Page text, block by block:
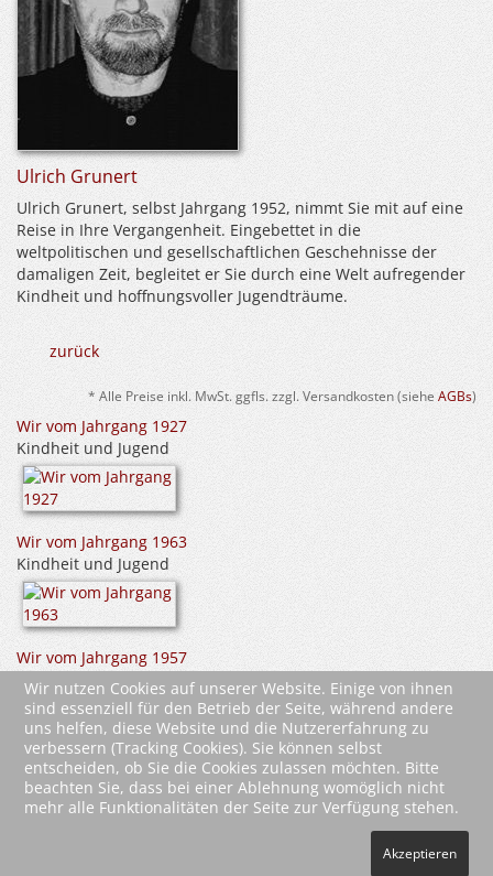
Ulrich Grunert
Ulrich Grunert, selbst Jahrgang 1952, nimmt Sie mit auf eine
Reise in Ihre Vergangenheit. Eingebettet in die
weltpolitischen und gesellschaftlichen Geschehnisse der
damaligen Zeit, begleitet er Sie durch eine Welt aufregender
Kindheit und hoffnungsvoller Jugendträume.
zurück
* Alle Preise inkl. MwSt. ggfls. zzgl. Versandkosten (siehe AGBs)
Wir vom Jahrgang 1927
Kindheit und Jugend
Wir vom Jahrgang 1963
Kindheit und Jugend
Wir vom Jahrgang 1957
Kindheit und Jugend
Vertrag widerrufen
Wir nutzen Cookies auf unserer Website. Einige von ihnen
sind essenziell für den Betrieb der Seite, während andere
uns helfen, diese Website und die Nutzererfahrung zu
verbessern (Tracking Cookies). Sie können selbst
entscheiden, ob Sie die Cookies zulassen möchten. Bitte
beachten Sie, dass bei einer Ablehnung womöglich nicht
mehr alle Funktionalitäten der Seite zur Verfügung stehen.
Akzeptieren